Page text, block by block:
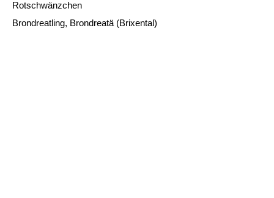
Rotschwänzchen
Brondreatling, Brondreatä (Brixental)